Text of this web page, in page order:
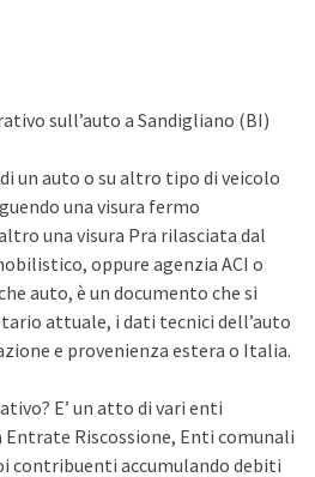
sull’auto a Sandigliano (BI)
un auto o su altro tipo di veicolo
una visura fermo
una visura Pra rilasciata dal
oppure agenzia ACI o
auto, è un documento che si
attuale, i dati tecnici dell’auto
e provenienza estera o Italia.
E’ un atto di vari enti
Riscossione, Enti comunali
contribuenti accumulando debiti